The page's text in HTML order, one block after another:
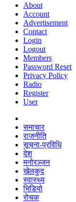
About
Account
Advertisement
Contact
Login
Logout
Members
Password Reset
Privacy Policy
Radio
Register
User
समाचार
राजनीति
सूचना-प्रविधि
देश
मनोरञ्जन
खेलकुद
स्वास्थ्य
भिडियो
रोचक